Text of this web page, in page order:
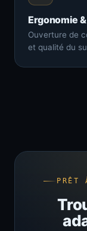
Ergonomie
Ouverture de
et qualité du
PRÊT